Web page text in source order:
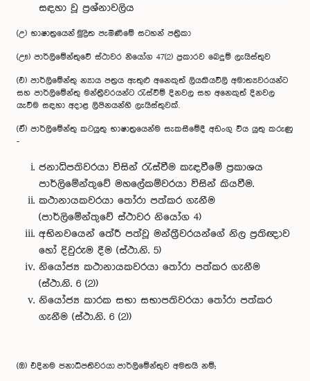
සඳහා වූ ප්‍රශ්නාවලිය
(උ) භාෂාත්‍ර‍යෙන් මුද්‍රිත පැමිණීමේ සටහන් පත්‍රිකා
(ඌ) පාර්ලිමේන්තුවේ ස්ථාවර නියෝග 47(2) ප්‍රකාරව බෙදුම් ලැයිස්තුව
(එ) පාර්ලිමේන්තු න්‍යාය පත්‍රය ඇතුළු අනෙකුත් ලියකියවිලි අමාත්‍යවරයන්ට
සහ පාර්ලිමේන්තු මන්ත්‍රීවරයන්ට රැස්වීම් දිනවල සහ අනෙකුත් දිනවල
යැවීම සඳහා අදාළ ලිපිනයන්හි ලැයිස්තුවක්.
(ඒ) පාර්ලිමේන්තු කටයුතු භාෂාත්‍රයෙන්ම සැකසීමේදී අඩංගු විය යුතු කරුණු
-
ජනාධිපතිවරයා විසින් රැස්වීම කැඳවීමේ ප්‍රකාශය
පාර්ලිමේන්තුවේ මහලේකම්වරයා විසින් කියවීම.
කථානායකවරයා තෝරා පත්කර ගැනීම
(පාර්ලිමේන්තුවේ ස්ථාවර නියෝග 4)
අභිනවයෙන් තේරී පත්වූ මන්ත්‍රීවරයන්ගේ නිල ප්‍රතිඥාව
හෝ දිවුරුම දීම (ස්ථා.නි. 5)
නියෝජ්‍ය කථානායකවරයා තෝරා පත්කර ගැනීම
(ස්ථා.නි. 6 (2))
නියෝජ්‍ය කාරක සභා සභාපතිවරයා තෝරා පත්කර
ගැනීම (ස්ථා.නි. 6 (2))
(ඔ) එදිනම ජනාධිපතිවරයා පාර්ලිමේන්තුව අමතයි නම්;